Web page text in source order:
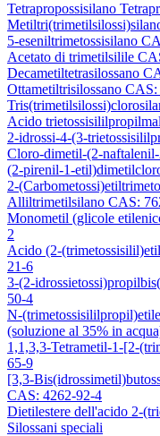
Tetrapropossisilano
5-eseniltrimetossisilano
Acetato di trimetilsilile
Decametiltetrasilossano
Ottametiltrisilossano
Acido
2-idrossi-4-(3-
Cloro-dimetil-(2-
(2-pirenil-1-
2-
Alliltrimetilsilano CAS:
Monometil (glicole
2
Acido (2-
21-6
3-(2-
50-4
N-
(soluzione al 35% in
1,1,3,3-Tetrametil-1-[2-
65-9
[3,3-
CAS: 4262-92-4
Dietilestere dell'acido 2-
Silossani speciali